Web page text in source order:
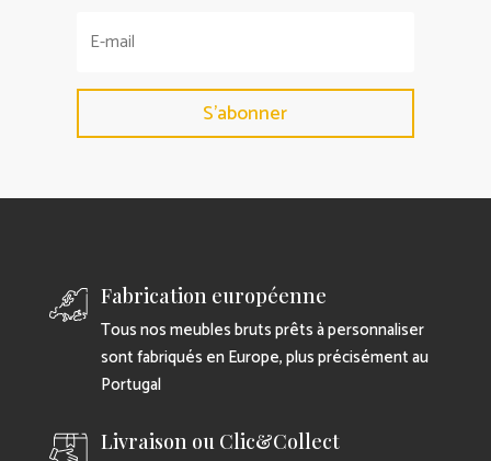
S'abonner
Fabrication européenne
Tous nos meubles bruts prêts à personnaliser
sont fabriqués en Europe, plus précisément au
Portugal
Livraison ou Clic&Collect